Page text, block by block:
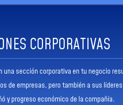
CORPORATIVAS
una sección corporativa en tu negocio
de empresas, pero también a sus
y progreso económico de la compañía.